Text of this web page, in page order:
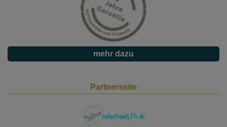
mehr dazu
Partnerseite